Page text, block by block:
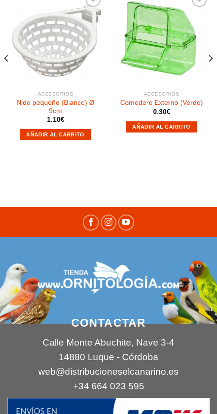
Añadir
a la
lista de
deseos
ACCESORIOS
Nido pequeño (Blanco) Ø
9cm
1.10€
AÑADIR AL CARRITO
Añadir
a la
lista de
ACCESORIOS
Comedero Externo (Verde)
0.30€
AÑADIR AL CARRITO
CONTACTAR
Calle Monte Abuchite, Nave 3-4
14880 Luque - Córdoba
web@distribucioneselcanarino.es
+34 664 023 595